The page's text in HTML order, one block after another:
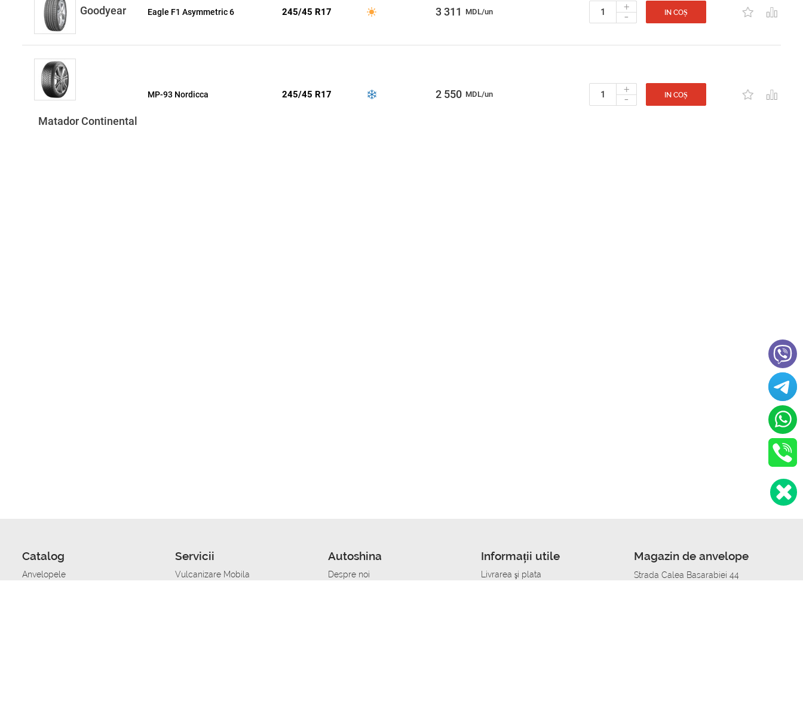
Goodyear Eagle F1 Asymmetric 6 245/45 R17 3 311 MDL/un +
- IN COȘ
Matador Continental
MP-93 Nordicca 245/45 R17 2 550 MDL/un +
- IN COȘ
Catalog
Anvelopele
Servicii
Vulcanizare Mobila
Autoshina
Despre noi
Informații utile
Livrarea şi plata
Magazin de anvelope
Strada Calea Basarabiei 44